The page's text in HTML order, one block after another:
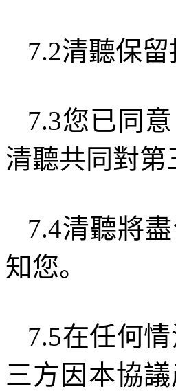
7.2清聽保
7.3您已同
清聽共同對
7.4清聽將
知您。
7.5在任何
三方因本協